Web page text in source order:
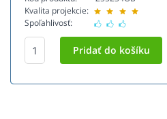
Kvalita projekcie:
Spoľahlivosť: